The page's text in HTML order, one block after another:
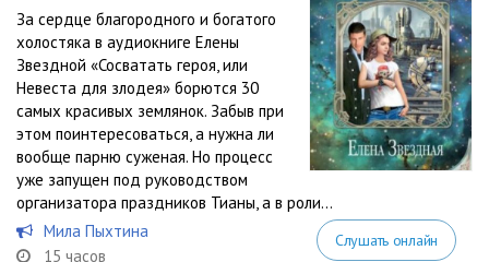
За сердце благородного и богатого
холостяка в аудиокниге Елены
Звездной «Сосватать героя, или
Невеста для злодея» борются 30
самых красивых землянок. Забыв при
этом поинтересоваться, а нужна ли
вообще парню суженая. Но процесс
уже запущен под руководством
организатора праздников Тианы, а в роли...
Мила Пыхтина
15 часов
Слушать онлайн